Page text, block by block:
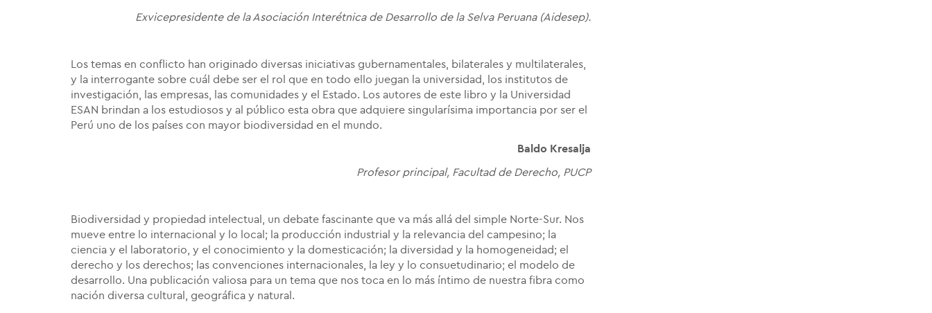
Exvicepresidente de la Asociación Interétnica de Desarrollo de la Selva Peruana (Aidesep).
Los temas en conflicto han originado diversas iniciativas gubernamentales, bilaterales y multilaterales,
y la interrogante sobre cuál debe ser el rol que en todo ello juegan la universidad, los institutos de
investigación, las empresas, las comunidades y el Estado. Los autores de este libro y la Universidad
ESAN brindan a los estudiosos y al público esta obra que adquiere singularísima importancia por ser el
Perú uno de los países con mayor biodiversidad en el mundo.
Baldo Kresalja
Profesor principal, Facultad de Derecho, PUCP
Biodiversidad y propiedad intelectual, un debate fascinante que va más allá del simple Norte-Sur. Nos
mueve entre lo internacional y lo local; la producción industrial y la relevancia del campesino; la
ciencia y el laboratorio, y el conocimiento y la domesticación; la diversidad y la homogeneidad; el
derecho y los derechos; las convenciones internacionales, la ley y lo consuetudinario; el modelo de
desarrollo. Una publicación valiosa para un tema que nos toca en lo más íntimo de nuestra fibra como
nación diversa cultural, geográfica y natural.